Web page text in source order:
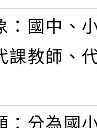
：國中、
課教師、
：分為國